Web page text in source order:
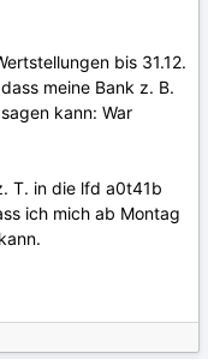
bis 31.12.
meine Bank z. B.
kann: War
T. in die lfd a0t41b
ich mich ab Montag